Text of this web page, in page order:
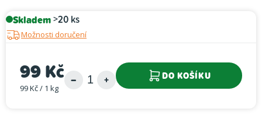
Skladem>20 ks
Možnosti doručení
99 Kč
Měrná cena:
99 Kč / 1 kg
DO KOŠÍKU